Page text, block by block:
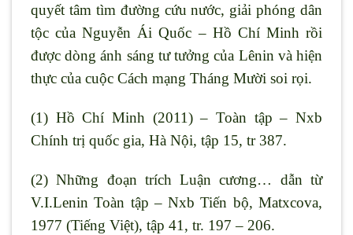
quyết tâm tìm đường cứu nước, giải phóng dân
tộc của Nguyễn Ái Quốc – Hồ Chí Minh rồi
được dòng ánh sáng tư tưởng của Lênin và hiện
thực của cuộc Cách mạng Tháng Mười soi rọi.
(1) Hồ Chí Minh (2011) – Toàn tập – Nxb
Chính trị quốc gia, Hà Nội, tập 15, tr 387.
(2) Những đoạn trích Luận cương… dẫn từ
V.I.Lenin Toàn tập – Nxb Tiến bộ, Matxcova,
1977 (Tiếng Việt), tập 41, tr. 197 – 206.